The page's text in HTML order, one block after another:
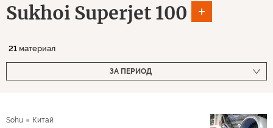
Sukhoi Superjet 100
21 материал
ЗА ПЕРИОД
Sohu Китай